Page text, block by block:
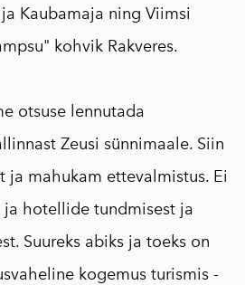
Kaubamaja ning Viimsi
kohvik Rakveres. ⠀
otsuse lennutada
Zeusi sünnimaale. Siin
ja mahukam ettevalmistus. Ei
hotellide tundmisest ja
Suureks abiks ja toeks on
kogemus turismis -